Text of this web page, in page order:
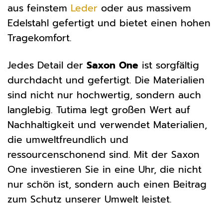
aus feinstem Leder oder aus massivem
Edelstahl gefertigt und bietet einen hohen
Tragekomfort.
Jedes Detail der Saxon One ist sorgfältig
durchdacht und gefertigt. Die Materialien
sind nicht nur hochwertig, sondern auch
langlebig. Tutima legt großen Wert auf
Nachhaltigkeit und verwendet Materialien,
die umweltfreundlich und
ressourcenschonend sind. Mit der Saxon
One investieren Sie in eine Uhr, die nicht
nur schön ist, sondern auch einen Beitrag
zum Schutz unserer Umwelt leistet.